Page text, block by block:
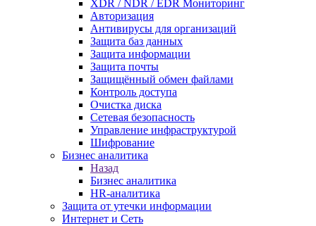
XDR / NDR / EDR Мониторинг
Авторизация
Антивирусы для организаций
Защита баз данных
Защита информации
Защита почты
Защищённый обмен файлами
Контроль доступа
Очистка диска
Сетевая безопасность
Управление инфраструктурой
Шифрование
Бизнес аналитика
Назад
Бизнес аналитика
HR-аналитика
Защита от утечки информации
Интернет и Сеть